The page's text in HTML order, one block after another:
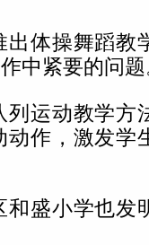
体操舞蹈教
中紧要的问
运动教学方
作，激发学
盛小学也发